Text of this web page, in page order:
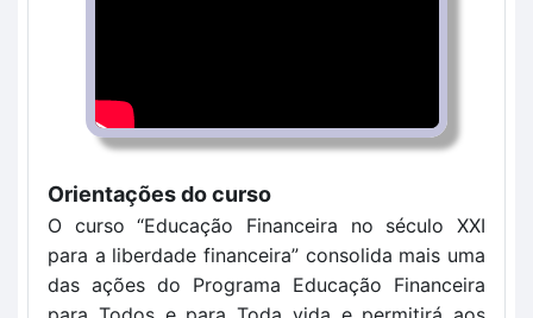
Orientações do curso
O curso “Educação Financeira no século XXI
para a liberdade financeira” consolida mais uma
das ações do Programa Educação Financeira